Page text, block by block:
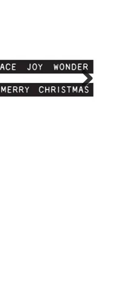
Next